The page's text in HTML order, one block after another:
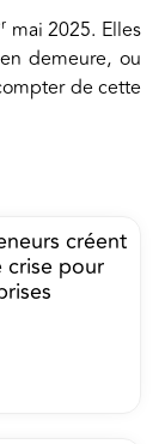
mai 2025. Elles
demeure, ou
de cette
créent
crise pour